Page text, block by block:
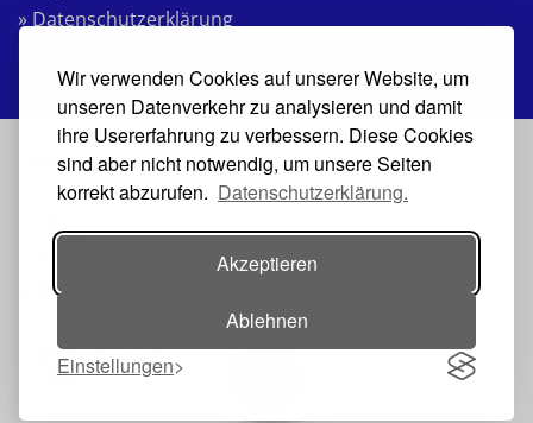
Wir verwenden Cookies auf unserer Website, um
unseren Datenverkehr zu analysieren und damit
ihre Usererfahrung zu verbessern. Diese Cookies
sind aber nicht notwendig, um unsere Seiten
korrekt abzurufen. Datenschutzerklärung.
Akzeptieren
Ablehnen
Einstellungen
» Datenschutzerklärung
» AGB Veranstaltungen
VERANSTALTER